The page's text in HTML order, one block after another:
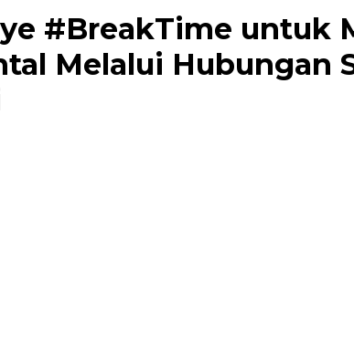
#BreakTime untuk
Melalui Hubungan